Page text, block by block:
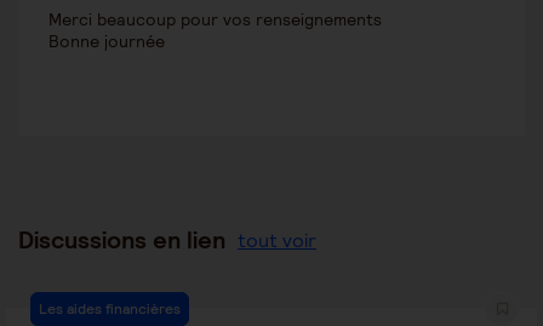
Merci beaucoup pour vos renseignements
Bonne journée
Discussions en lien tout voir
Les aides financières